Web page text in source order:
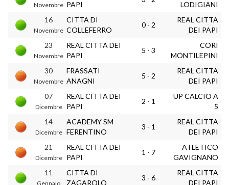
Novembre PAPI
LODIGIANI
16
Novembre
CITTA DI
COLLEFERRO
0 - 2
REAL CITTA
DEI PAPI
23
Novembre
REAL CITTA DEI
PAPI
5 - 3
CORI
MONTILEPINI
30
Novembre
FRASSATI
ANAGNI
5 - 2
REAL CITTA
DEI PAPI
07
Dicembre
REAL CITTA DEI
PAPI
2 - 1
UP CALCIO A
5
14
Dicembre
ACADEMY SM
FERENTINO
3 - 1
REAL CITTA
DEI PAPI
21
Dicembre
REAL CITTA DEI
PAPI
1 - 7
ATLETICO
GAVIGNANO
11
Gennaio
CITTA DI
ZAGAROLO
3 - 6
REAL CITTA
DEI PAPI